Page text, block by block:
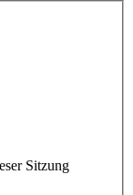
Sitzung